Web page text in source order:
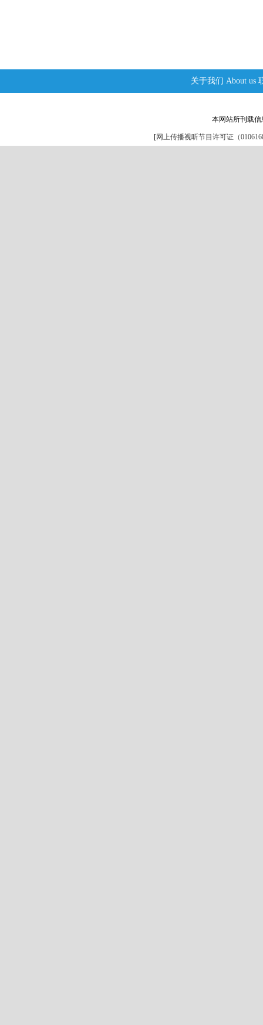
关于我们 About us
本网站所刊载
[网上传播视听节目许可证（